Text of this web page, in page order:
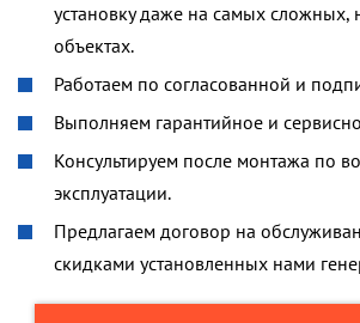
установку даже на самых сложных,
объектах.
Работаем по согласованной и
Выполняем гарантийное и
Консультируем после монтажа по
эксплуатации.
Предлагаем договор на
скидками установленных нами